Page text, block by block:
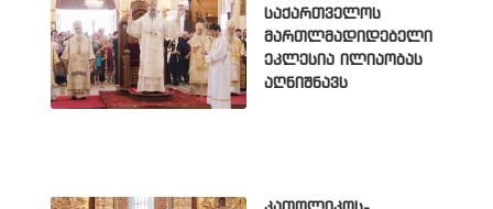
საქართველოს
მართლმადიდებელი
ეკლესია ილიაობას
აღნიშნავს